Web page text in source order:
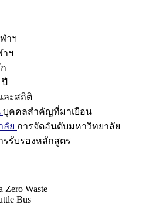
าฯ
าฯ
ละสถิติ
บุคคลสำคัญที่มาเยือน
ลัย การจัดอันดับมหาวิทยาลัย
รรับรองหลักสูตร
Zero Waste
Bus